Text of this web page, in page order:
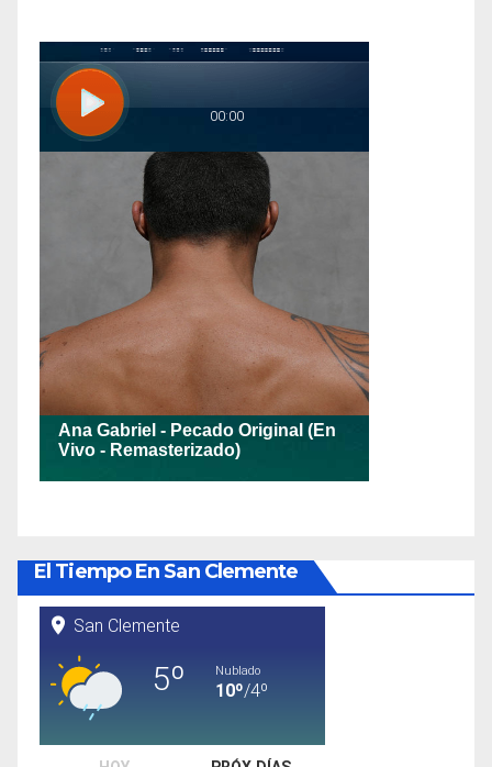
El Tiempo En San Clemente